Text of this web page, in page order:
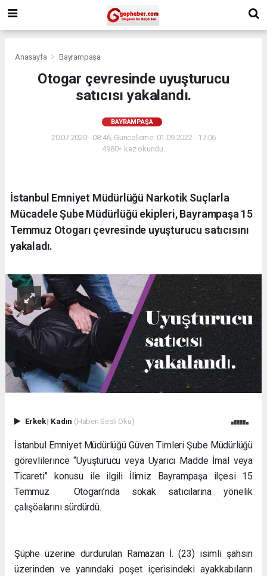
Anasayfa Bayrampaşa
Otogar çevresinde uyuşturucu
satıcısı yakalandı.
BAYRAMPAŞA
20.07.2020 - 08:46, Güncelleme: 01.09.2022 - 17:06
4980+ kez okundu.
İstanbul Emniyet Müdürlüğü Narkotik Suçlarla
Mücadele Şube Müdürlüğü ekipleri, Bayrampaşa 15
Temmuz Otogarı çevresinde uyuşturucu satıcısını
yakaladı.
Erkek| Kadın (Haberi Sesli Oku)
İstanbul Emniyet Müdürlüğü Güven Timleri Şube Müdürlüğü
görevlilerince “Uyuşturucu veya Uyarıcı Madde İmal veya
Ticareti” konusu ile ilgili İlimiz Bayrampaşa ilçesi 15
Temmuz Otogarı’nda sokak satıcılarına yönelik
çalışöalarını sürdürdü.
Şüphe üzerine durdurulan Ramazan İ. (23) isimli şahsın
üzerinden ve yanındaki poşet içerisindeki ayakkabıların